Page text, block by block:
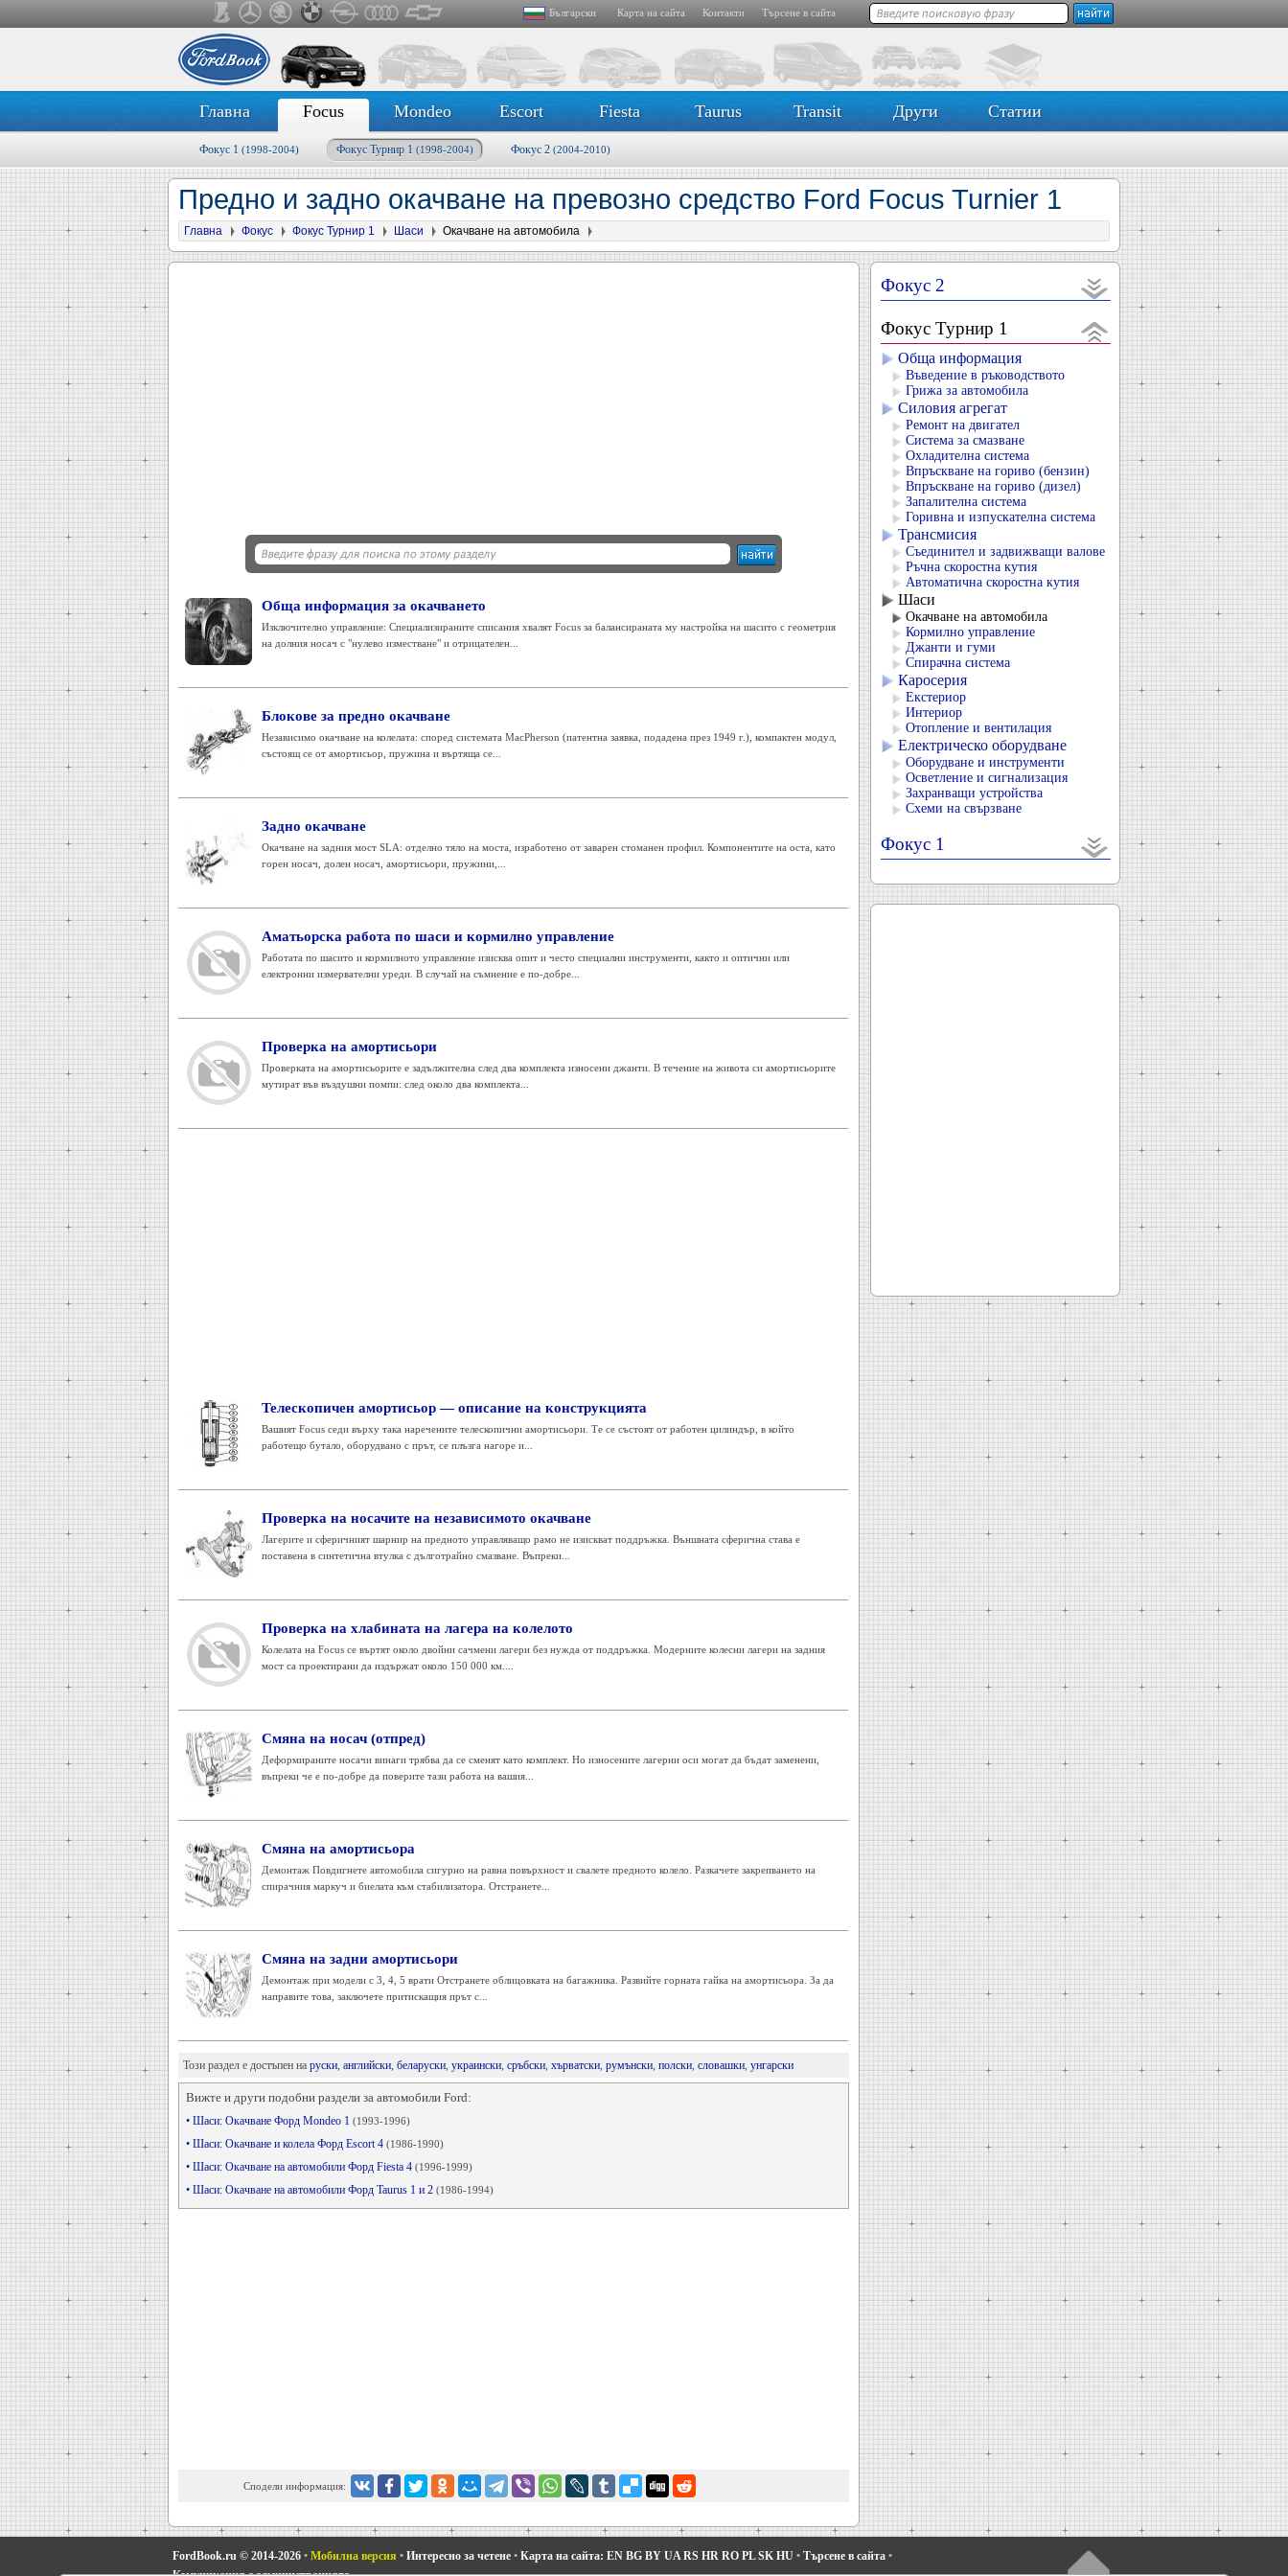
Български Карта на сайта Контакти Търсене в сайта
Главна Focus Mondeo Escort Fiesta Taurus Transit Други Статии
Фокус 1 (1998-2004) Фокус Турнир 1 (1998-2004) Фокус 2 (2004-2010)
Предно и задно окачване на превозно средство Ford Focus Turnier 1
Главна Фокус Фокус Турнир 1 Шаси Окачване на автомобила
Обща информация за окачването
Изключително управление: Специализираните списания хвалят Focus за балансираната му настройка на шасито с геометрия
на долния носач с "нулево изместване" и отрицателен...
Блокове за предно окачване
Независимо окачване на колелата: според системата MacPherson (патентна заявка, подадена през 1949 г.), компактен модул,
състоящ се от амортисьор, пружина и въртяща се...
Задно окачване
Окачване на задния мост SLA: отделно тяло на моста, изработено от заварен стоманен профил. Компонентите на оста, като
горен носач, долен носач, амортисьори, пружини,...
Аматьорска работа по шаси и кормилно управление
Работата по шасито и кормилното управление изисква опит и често специални инструменти, както и оптични или
електронни измервателни уреди. В случай на съмнение е по-добре...
Проверка на амортисьори
Проверката на амортисьорите е задължителна след два комплекта износени джанти. В течение на живота си амортисьорите
мутират във въздушни помпи: след около два комплекта...
Телескопичен амортисьор — описание на конструкцията
Вашият Focus седи върху така наречените телескопични амортисьори. Те се състоят от работен цилиндър, в който
работещо бутало, оборудвано с прът, се плъзга нагоре и...
Проверка на носачите на независимото окачване
Лагерите и сферичният шарнир на предното управляващо рамо не изискват поддръжка. Външната сферична става е
поставена в синтетична втулка с дълготрайно смазване. Въпреки...
Проверка на хлабината на лагера на колелото
Колелата на Focus се въртят около двойни сачмени лагери без нужда от поддръжка. Модерните колесни лагери на задния
мост са проектирани да издържат около 150 000 км....
Смяна на носач (отпред)
Деформираните носачи винаги трябва да се сменят като комплект. Но износените лагерни оси могат да бъдат заменени,
въпреки че е по-добре да поверите тази работа на вашия...
Смяна на амортисьора
Демонтаж Повдигнете автомобила сигурно на равна повърхност и свалете предното колело. Разкачете закрепването на
спирачния маркуч и биелата към стабилизатора. Отстранете...
Смяна на задни амортисьори
Демонтаж при модели с 3, 4, 5 врати Отстранете облицовката на багажника. Развийте горната гайка на амортисьора. За да
направите това, заключете притискащия прът с...
Този раздел е достъпен на руски, английски, беларуски, украински, сръбски, хърватски, румънски, полски, словашки, унгарски
Вижте и други подобни раздели за автомобили Ford:
• Шаси: Окачване Форд Mondeo 1 (1993-1996)
• Шаси: Окачване и колела Форд Escort 4 (1986-1990)
• Шаси: Окачване на автомобили Форд Fiesta 4 (1996-1999)
• Шаси: Окачване на автомобили Форд Taurus 1 и 2 (1986-1994)
Сподели информация:
Фокус 2
Фокус Турнир 1
Обща информация
Въведение в ръководството
Грижа за автомобила
Силовия агрегат
Ремонт на двигател
Система за смазване
Охладителна система
Впръскване на гориво (бензин)
Впръскване на гориво (дизел)
Запалителна система
Горивна и изпускателна система
Трансмисия
Съединител и задвижващи валове
Ръчна скоростна кутия
Автоматична скоростна кутия
Шаси
Окачване на автомобила
Кормилно управление
Джанти и гуми
Спирачна система
Каросерия
Екстериор
Интериор
Отопление и вентилация
Електрическо оборудване
Оборудване и инструменти
Осветление и сигнализация
Захранващи устройства
Схеми на свързване
Фокус 1
FordBook.ru © 2014-2026 • Мобилна версия • Интересно за четене • Карта на сайта: EN BG BY UA RS HR RO PL SK HU • Търсене в сайта •